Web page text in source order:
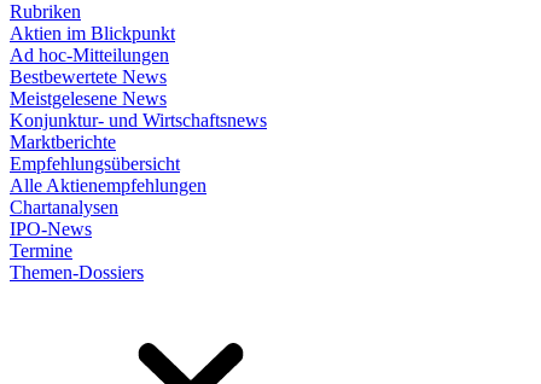
Rubriken
Aktien im Blickpunkt
Ad hoc-Mitteilungen
Bestbewertete News
Meistgelesene News
Konjunktur- und Wirtschaftsnews
Marktberichte
Empfehlungsübersicht
Alle Aktienempfehlungen
Chartanalysen
IPO-News
Termine
Themen-Dossiers